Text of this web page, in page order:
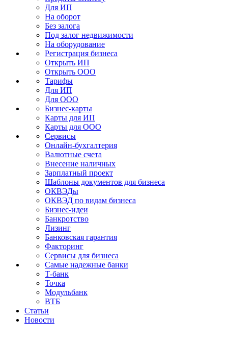
Для ИП
На оборот
Без залога
Под залог недвижимости
На оборудование
Регистрация бизнеса
Открыть ИП
Открыть ООО
Тарифы
Для ИП
Для ООО
Бизнес-карты
Карты для ИП
Карты для ООО
Сервисы
Онлайн-бухгалтерия
Валютные счета
Внесение наличных
Зарплатный проект
Шаблоны документов для бизнеса
ОКВЭДы
ОКВЭД по видам бизнеса
Бизнес-идеи
Банкротство
Лизинг
Банковская гарантия
Факторинг
Сервисы для бизнеса
Самые надежные банки
Т-банк
Точка
Модульбанк
ВТБ
Статьи
Новости